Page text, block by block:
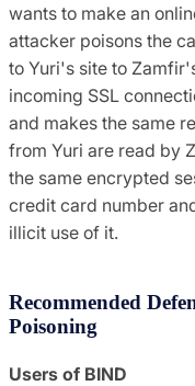
wants to make an
attacker poisons the
to Yuri's site to
incoming SSL
and makes the same
from Yuri are read by
the same encrypted
credit card number
illicit use of it.
Recommended
Poisoning
Users of BIND